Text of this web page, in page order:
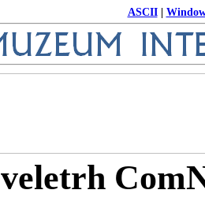
ASCII|
veletrh